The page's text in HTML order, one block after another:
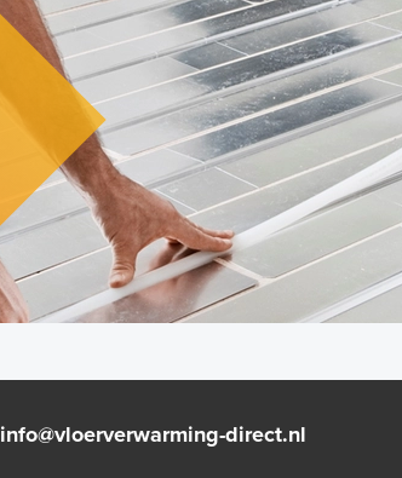
info@vloerverwarming-direct.nl